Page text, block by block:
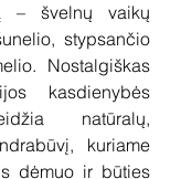
– švelnų vaikų
stypsančio
Nostalgiškas
kasdienybės
natūralų,
kuriame
dėmuo ir būties